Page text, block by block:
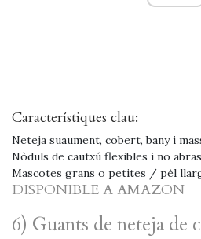
Característiques clau:
Neteja suaument, cobert, bany i
Nòduls de cautxú flexibles i no
Mascotes grans o petites / pèl
DISPONIBLE A AMAZON
6) Guants de neteja de